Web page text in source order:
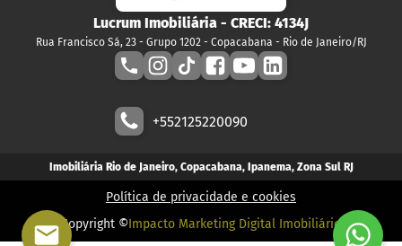
Lucrum Imobiliária - CRECI: 4134J
Rua Francisco Sá, 23 - Grupo 1202 - Copacabana - Rio de Janeiro/RJ
+552125220090
Imobiliária Rio de Janeiro, Copacabana, Ipanema, Zona Sul RJ
Copyright ©Impacto Marketing Digital Imobiliário
Política de privacidade e cookies